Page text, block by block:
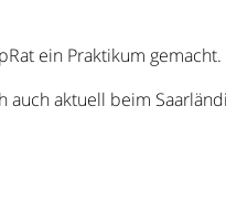
ein Praktikum gemacht.
aktuell beim